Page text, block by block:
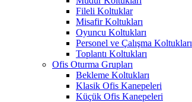
Fileli Koltuklar
Misafir Koltukları
Oyuncu Koltukları
Personel ve Çalışma Koltukları
Toplantı Koltukları
Ofis Oturma Grupları
Bekleme Koltukları
Klasik Ofis Kanepeleri
Küçük Ofis Kanepeleri